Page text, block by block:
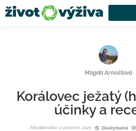
Magda Arnoštová
Korálovec ježatý
účinky a
Aktualizováno: 11 prosince, 2025 Důvěryhodné